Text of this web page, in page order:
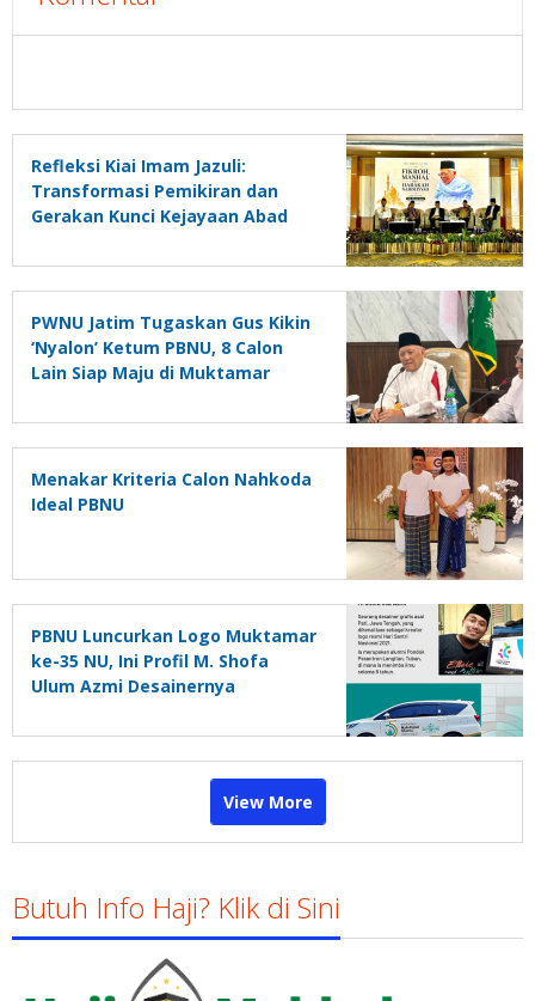
Refleksi Kiai Imam Jazuli:
Transformasi Pemikiran dan
Gerakan Kunci Kejayaan Abad
PWNU Jatim Tugaskan Gus Kikin
‘Nyalon’ Ketum PBNU, 8 Calon
Lain Siap Maju di Muktamar
Menakar Kriteria Calon Nahkoda
Ideal PBNU
PBNU Luncurkan Logo Muktamar
ke-35 NU, Ini Profil M. Shofa
Ulum Azmi Desainernya
View More
Butuh Info Haji? Klik di Sini